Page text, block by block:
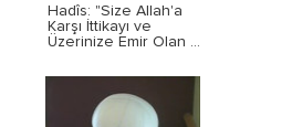
Hadîs: "Size Allah'a
Karşı İttikayı ve
Üzerinize Emir Olan …